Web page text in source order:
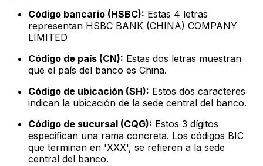
Código bancario (HSBC): Estas 4 letras
representan HSBC BANK (CHINA) COMPANY
LIMITED
Código de país (CN): Estas dos letras muestran
que el país del banco es China.
Código de ubicación (SH): Estos dos caracteres
indican la ubicación de la sede central del banco.
Código de sucursal (CQG): Estos 3 dígitos
especifican una rama concreta. Los códigos BIC
que terminan en 'XXX', se refieren a la sede
central del banco.